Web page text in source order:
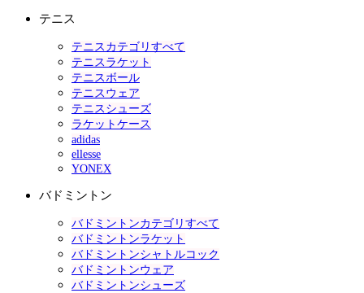
テニス
テニスカテゴリすべて
テニスラケット
テニスボール
テニスウェア
テニスシューズ
ラケットケース
adidas
ellesse
YONEX
バドミントン
バドミントンカテゴリすべて
バドミントンラケット
バドミントンシャトルコック
バドミントンウェア
バドミントンシューズ